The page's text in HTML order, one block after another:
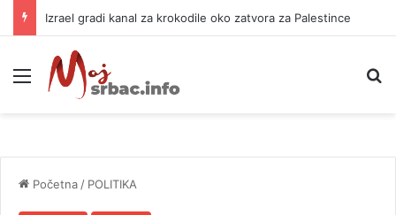
Izrael gradi kanal za krokodile oko zatvora za Palestince
Meni
Početna / POLITIKA